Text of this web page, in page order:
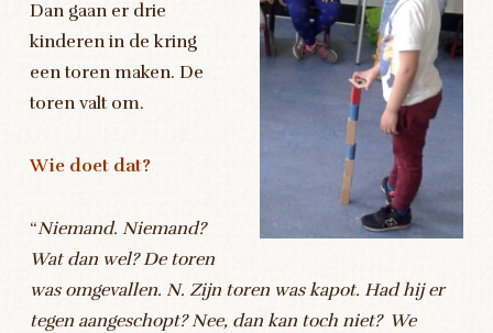
Dan gaan er drie
kinderen in de kring
een toren maken. De
toren valt om.
Wie doet dat?
“Niemand. Niemand?
Wat dan wel? De toren
was omgevallen. N. Zijn toren was kapot. Had hij er
tegen aangeschopt? Nee, dan kan toch niet? We